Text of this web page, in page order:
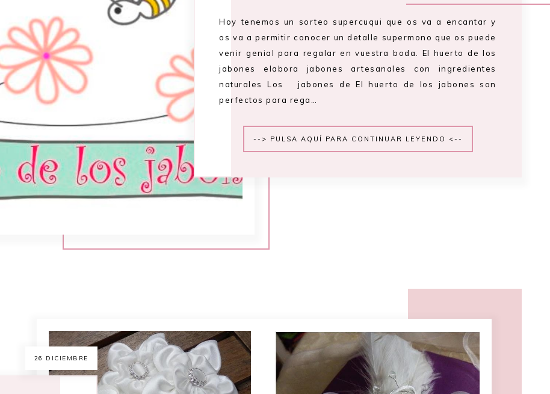
Hoy tenemos un sorteo supercuqui que os va a encantar y
os va a permitir conocer un detalle supermono que os puede
venir genial para regalar en vuestra boda. El huerto de los
jabones elabora jabones artesanales con ingredientes
naturales Los jabones de El huerto de los jabones son
perfectos para rega…
--> PULSA AQUÍ PARA CONTINUAR LEYENDO <--
26 DICIEMBRE